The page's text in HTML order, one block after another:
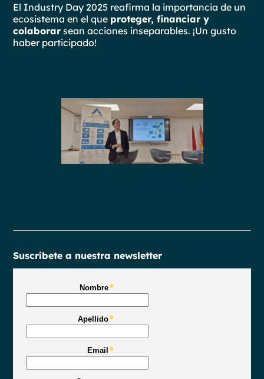
Suscríbete a nuestra newsletter
El Industry Day 2025 reafirma la importancia de un
ecosistema en el que proteger, financiar y
colaborar sean acciones inseparables. ¡Un gusto
haber participado!